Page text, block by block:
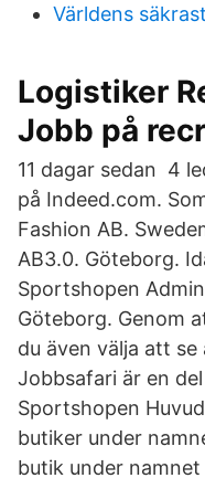
Världens
Logistiker
Jobb på
11 dagar sedan 4
på Indeed.com.
Fashion AB.
AB3.0. Göteborg.
Sportshopen
Göteborg. Genom
du även välja att
Jobbsafari är en
Sportshopen
butiker under
butik under